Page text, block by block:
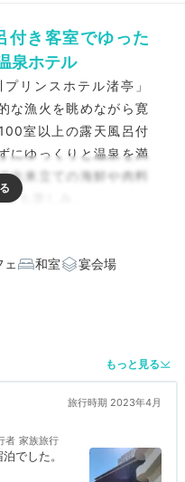
付き客室でゆった
泉ホテル
リンスホテル渚亭」
な漁火を眺めながら寛
室以上の露天風呂付
にゆっくりと温泉を満
出来立ての海鮮や肉料
も楽しみ。
のポイント
しめる、多数の露天風呂
鮮も肉料理も豊富なビュ
ェ 和室
宴会場
もっと見る
旅行時期 2023年4月
者 家族旅行
でした。